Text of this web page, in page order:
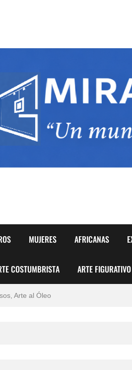
MUJERES AFRICANAS
COSTUMBRISTA ARTE FIGURATIVO
Imágenes
Arte al Óleo